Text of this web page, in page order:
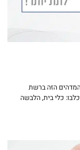
המדהים הזה ברשת
כלי בית, הלבשה